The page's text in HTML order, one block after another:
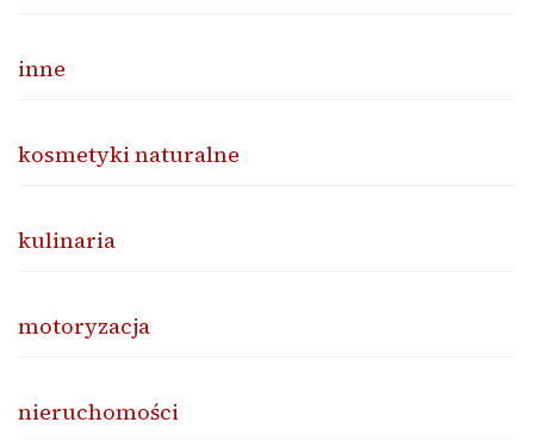
inne
kosmetyki naturalne
kulinaria
motoryzacja
nieruchomości